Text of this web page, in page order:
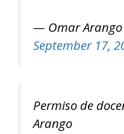
— Omar Arango
September 17,
Permiso de
Arango